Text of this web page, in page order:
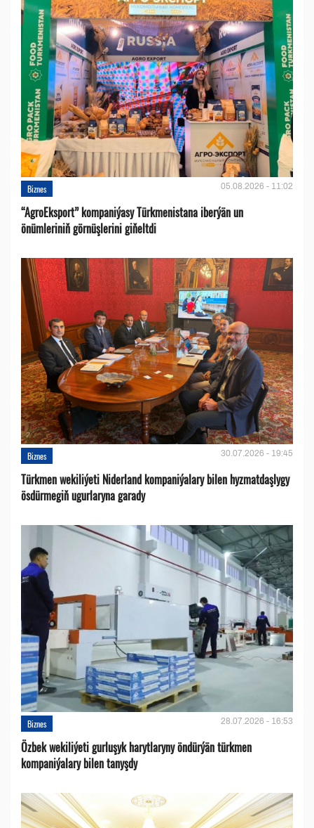
Biznes 05.08.2026 - 11:02
“AgroEksport” kompaniýasy Türkmenistana iberýän un
önümleriniň görnüşlerini giňeltdi
Biznes 30.07.2026 - 19:45
Türkmen wekiliýeti Niderland kompaniýalary bilen hyzmatdaşlygy
ösdürmegiň ugurlaryna garady
Biznes 28.07.2026 - 16:53
Özbek wekiliýeti gurluşyk harytlaryny öndürýän türkmen
kompaniýalary bilen tanyşdy